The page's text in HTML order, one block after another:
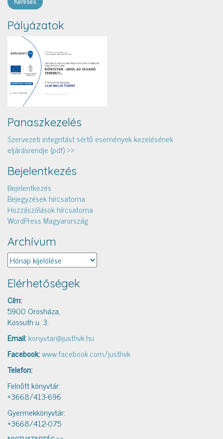
Pályázatok
Panaszkezelés
Szervezeti integritást sértő események kezelésének
eljárásrendje (pdf) >>
Bejelentkezés
Bejelentkezés
Bejegyzések hírcsatorna
Hozzászólások hírcsatorna
WordPress Magyarország
Archívum
Archívum
Elérhetőségek
Cím:
5900 Orosháza,
Kossuth u. 3.
Email:konyvtar@justhvk.hu
Facebook:www.facebook.com/justhvk
Telefon:
Felnőtt könyvtár:
+3668/413-696
Gyermekkönyvtár:
+3668/412-075